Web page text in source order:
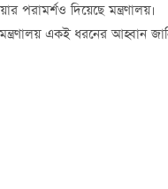
পরামর্শও দিয়েছে মন্ত্রণালয়।
একই ধরনের আহ্বান